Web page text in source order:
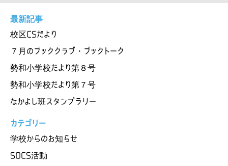
最新記事
校区CSだより
７月のブッククラブ・ブックトーク
勢和小学校だより第８号
勢和小学校だより第７号
なかよし班スタンプラリー
カテゴリー
学校からのお知らせ
SOCS活動